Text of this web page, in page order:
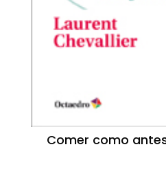
Comer como